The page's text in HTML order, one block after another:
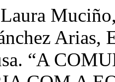
Arias,
“A